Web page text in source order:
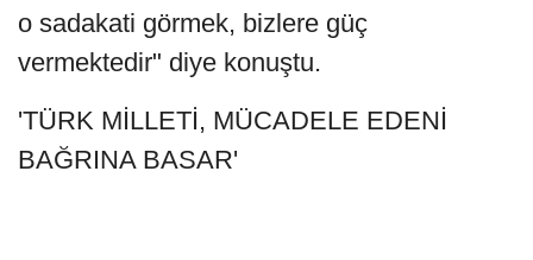
o sadakati görmek, bizlere güç
vermektedir" diye konuştu.
'TÜRK MİLLETİ, MÜCADELE EDENİ
BAĞRINA BASAR'